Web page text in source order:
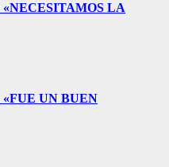
LA
UN BUEN